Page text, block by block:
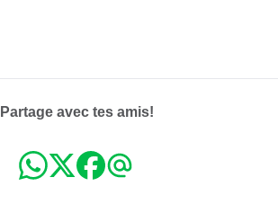
Partage avec tes amis!